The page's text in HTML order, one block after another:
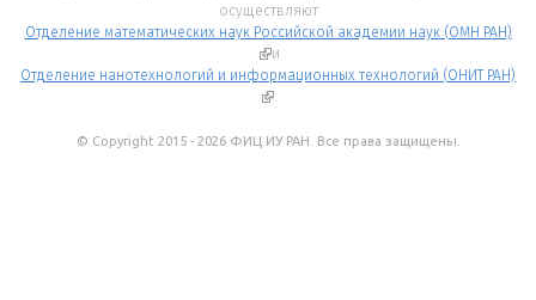
осуществляют
Отделение математических наук Российской академии наук (ОМН РАН)
(внешняя ссылка)
и
Отделение нанотехнологий и информационных технологий (ОНИТ РАН)
(внешняя ссылка)
.
© Copyright 2015 - 2026 ФИЦ ИУ РАН. Все права защищены.